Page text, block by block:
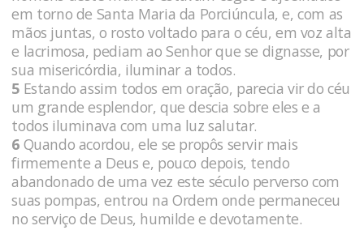
em torno de Santa Maria da Porciúncula, e, com as
mãos juntas, o rosto voltado para o céu, em voz alta
e lacrimosa, pediam ao Senhor que se dignasse, por
sua misericórdia, iluminar a todos.
5 Estando assim todos em oração, parecia vir do céu
um grande esplendor, que descia sobre eles e a
todos iluminava com uma luz salutar.
6 Quando acordou, ele se propôs servir mais
firmemente a Deus e, pouco depois, tendo
abandonado de uma vez este século perverso com
suas pompas, entrou na Ordem onde permaneceu
no serviço de Deus, humilde e devotamente.